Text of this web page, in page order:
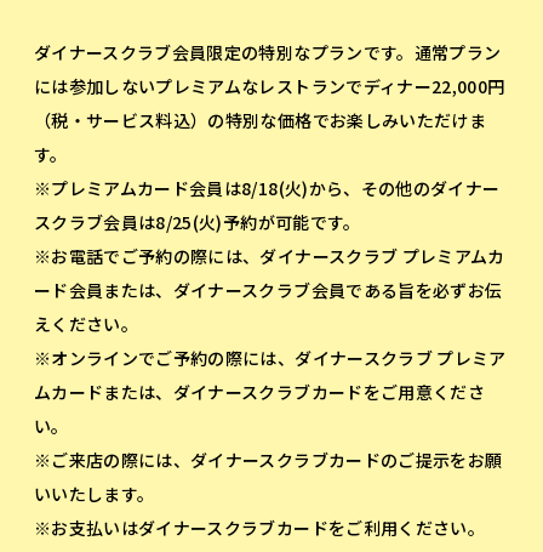
ダイナースクラブ会員限定の特別なプランです。通常プラン
には参加しないプレミアムなレストランでディナー22,000円
（税・サービス料込）の特別な価格でお楽しみいただけま
す。
※プレミアムカード会員は8/18(火)から、その他のダイナー
スクラブ会員は8/25(火)予約が可能です。
※お電話でご予約の際には、ダイナースクラブ プレミアムカ
ード会員または、ダイナースクラブ会員である旨を必ずお伝
えください。
※オンラインでご予約の際には、ダイナースクラブ プレミア
ムカードまたは、ダイナースクラブカードをご用意くださ
い。
※ご来店の際には、ダイナースクラブカードのご提示をお願
いいたします。
※お支払いはダイナースクラブカードをご利用ください。